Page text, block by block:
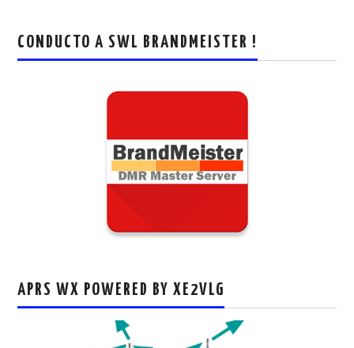
CONDUCTO A SWL BRANDMEISTER !
APRS WX POWERED BY XE2VLG